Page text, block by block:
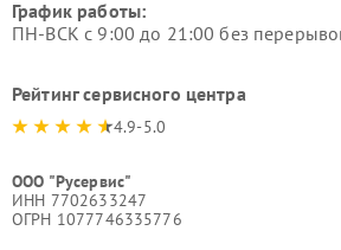
График работы:
ПН-ВСК с 9:00 до 21:00 без
Рейтинг сервисного центра
4.9-5.0
ООО "Русервис"
ИНН 7702633247
ОГРН 1077746335776